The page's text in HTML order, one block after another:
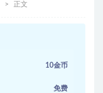
正文
10金币
免费